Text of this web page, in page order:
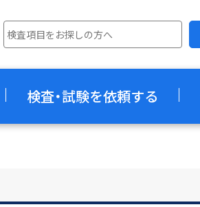
検査・試験を依頼する